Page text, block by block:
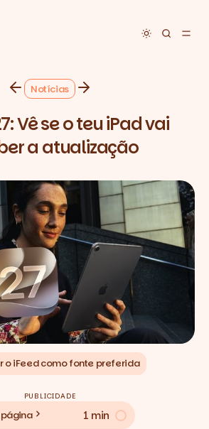
Toggle
Notícias
Vê se o teu iPad vai
a atualização
o iFeed como fonte preferida
PUBLICIDADE
1 min